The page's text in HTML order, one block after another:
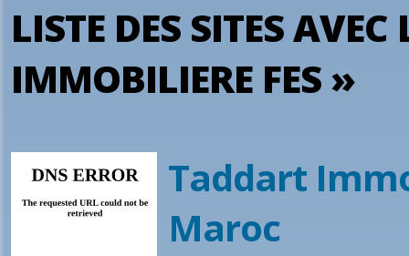
LISTE DES SITES
IMMOBILIERE FES »
Taddart
Maroc